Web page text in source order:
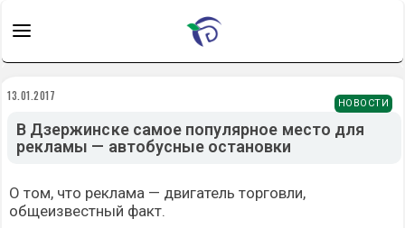
НОВОСТИ
13.01.2017
В Дзержинске самое популярное место для
рекламы — автобусные остановки
О том, что реклама — двигатель торговли,
общеизвестный факт.